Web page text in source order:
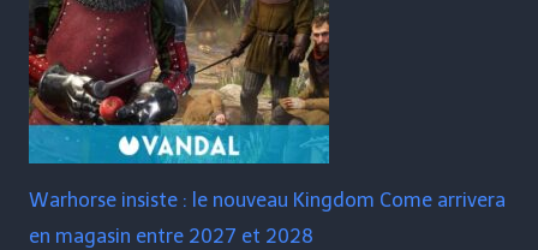
Warhorse insiste : le nouveau Kingdom Come arrivera
en magasin entre 2027 et 2028